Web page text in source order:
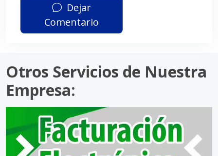
Dejar
Comentario
Otros Servicios de Nuestra
Empresa: